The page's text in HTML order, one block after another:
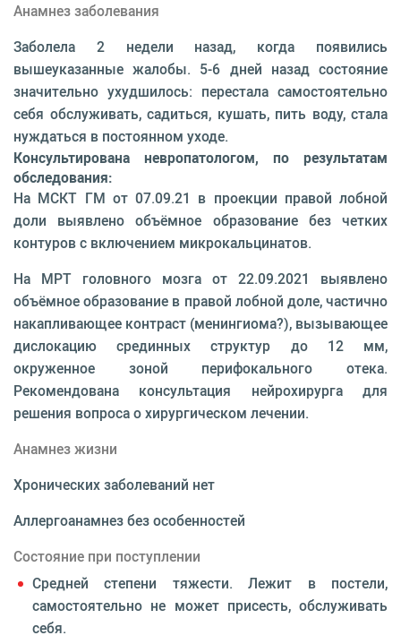
Анамнез заболевания
Заболела 2 недели назад, когда появились
вышеуказанные жалобы. 5-6 дней назад состояние
значительно ухудшилось: перестала самостоятельно
себя обслуживать, садиться, кушать, пить воду, стала
нуждаться в постоянном уходе.
Консультирована невропатологом, по результатам
обследования:
На МСКТ ГМ от 07.09.21 в проекции правой лобной
доли выявлено объёмное образование без четких
контуров с включением микрокальцинатов.
На МРТ головного мозга от 22.09.2021 выявлено
объёмное образование в правой лобной доле, частично
накапливающее контраст (менингиома?), вызывающее
дислокацию срединных структур до 12 мм,
окруженное зоной перифокального отека.
Рекомендована консультация нейрохирурга для
решения вопроса о хирургическом лечении.
Анамнез жизни
Хронических заболеваний нет
Аллергоанамнез без особенностей
Состояние при поступлении
Средней степени тяжести. Лежит в постели,
самостоятельно не может присесть, обслуживать
себя.